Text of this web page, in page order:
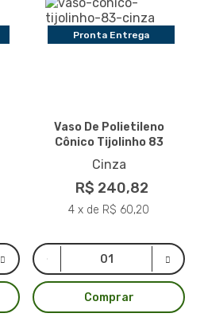
Pronta Entrega
Vaso De Polietileno
Cônico Tijolinho 83
Cinza
R$ 240,82
4 x de R$ 60,20
Comprar